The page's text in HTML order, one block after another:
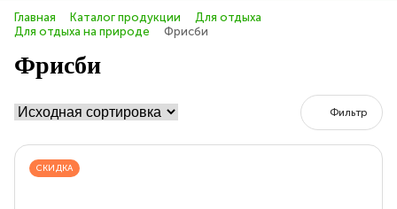
Главная Каталог продукции
Для отдыха
Для отдыха на природе
Фрисби
Фрисби
Фильтр
СКИДКА